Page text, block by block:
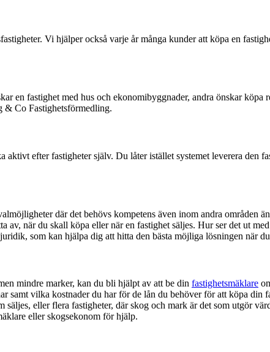
Vi hjälper också varje år många kunder att köpa en
en fastighet med hus och ekonomibyggnader, andra önskar
& Co Fastighetsförmedling.
efter fastigheter själv. Du låter istället systemet leverera den
där det behövs kompetens även inom andra områden
av, när du skall köpa eller när en fastighet säljes. Hur ser det ut
som kan hjälpa dig att hitta den bästa möjliga lösningen när
mindre marker, kan du bli hjälpt av att be din fastighetsmäklare
samt vilka kostnader du har för de lån du behöver för att köpa
eller flera fastigheter, där skog och mark är det som utgör
eller skogsekonom för hjälp.